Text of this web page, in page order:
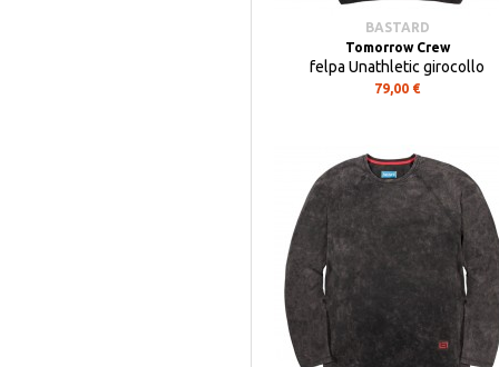
BASTARD
Tomorrow Crew
felpa Unathletic girocollo
79,00 €